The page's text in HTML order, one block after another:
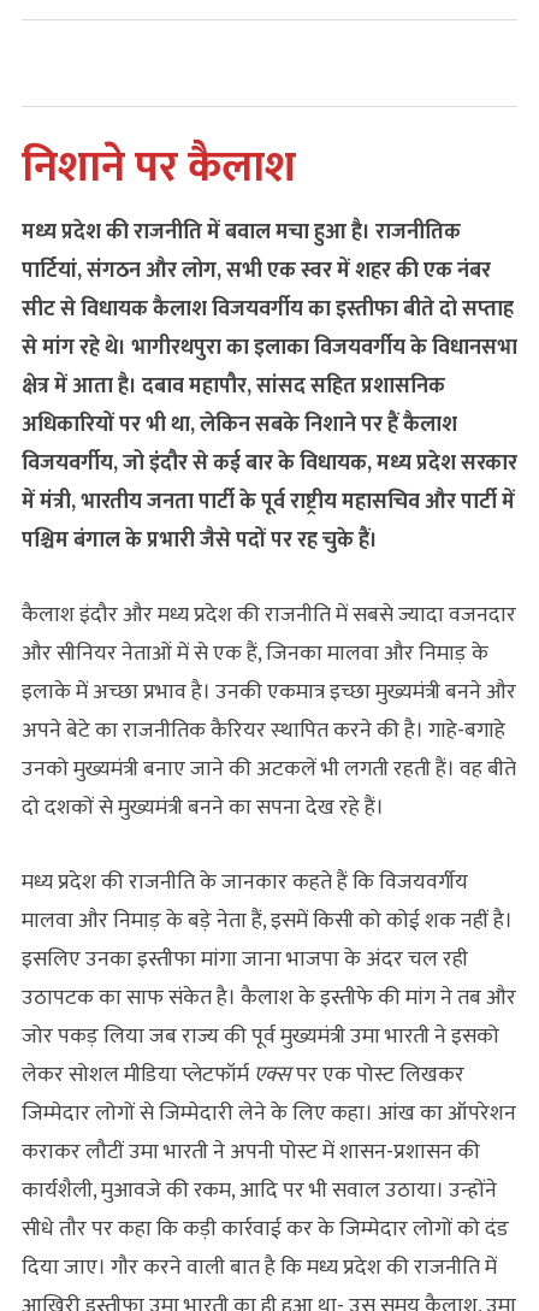
निशाने पर कैलाश
मध्य प्रदेश की राजनीति में बवाल मचा हुआ है। राजनीतिक
पार्टियां, संगठन और लोग, सभी एक स्वर में शहर की एक नंबर
सीट से विधायक कैलाश विजयवर्गीय का इस्तीफा बीते दो सप्‍ताह
से मांग रहे थे। भागीरथपुरा का इलाका विजयवर्गीय के विधानसभा
क्षेत्र में आता है। दबाव महापौर, सांसद सहित प्रशासनिक
अधिकारियों पर भी था, लेकिन सबके निशाने पर हैं कैलाश
विजयवर्गीय, जो इंदौर से कई बार के विधायक, मध्य प्रदेश सरकार
में मंत्री, भारतीय जनता पार्टी के पूर्व राष्ट्रीय महासचिव और पार्टी में
पश्चिम बंगाल के प्रभारी जैसे पदों पर रह चुके हैं।
कैलाश इंदौर और मध्य प्रदेश की राजनीति में सबसे ज्यादा वजनदार
और सीनियर नेताओं में से एक हैं, जिनका मालवा और निमाड़ के
इलाके में अच्छा प्रभाव है। उनकी एकमात्र इच्छा मुख्यमंत्री बनने और
अपने बेटे का राजनीतिक कैरियर स्‍थापित करने की है। गाहे-बगाहे
उनको मुख्यमंत्री बनाए जाने की अटकलें भी लगती रहती हैं। वह बीते
दो दशकों से मुख्यमंत्री बनने का सपना देख रहे हैं।
मध्य प्रदेश की राजनीति के जानकार कहते हैं कि विजयवर्गीय
मालवा और निमाड़ के बड़े नेता हैं, इसमें किसी को कोई शक नहीं है।
इसलिए उनका इस्तीफा मांगा जाना भाजपा के अंदर चल रही
उठापटक का साफ संकेत है। कैलाश के इस्तीफे की मांग ने तब और
जोर पकड़ लिया जब राज्य की पूर्व मुख्यमंत्री उमा भारती ने इसको
लेकर सोशल मीडिया प्लेटफॉर्म एक्सपर एक पोस्ट लिखकर
जिम्मेदार लोगों से जिम्मेदारी लेने के लिए कहा। आंख का ऑपरेशन
कराकर लौटीं उमा भारती ने अपनी पोस्ट में शासन-प्रशासन की
कार्यशैली, मुआवजे की रकम, आदि पर भी सवाल उठाया। उन्होंने
सीधे तौर पर कहा कि कड़ी कार्रवाई कर के जिम्मेदार लोगों को दंड
दिया जाए। गौर करने वाली बात है कि मध्य प्रदेश की राजनीति में